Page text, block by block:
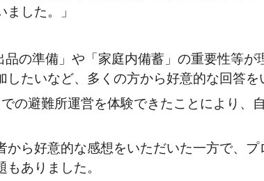
した。」
の準備」や「家庭内備蓄」の重要性等が
たいなど、多くの方から好意的な回答を
の避難所運営を体験できたことにより、
ら好意的な感想をいただいた一方で、プ
ありました。